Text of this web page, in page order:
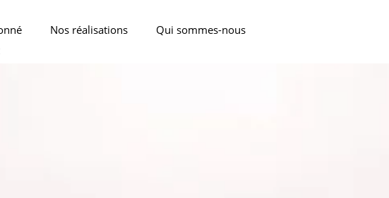
Nos réalisations
Qui sommes-nous